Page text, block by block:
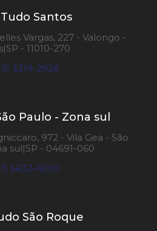
Santos
Vargas, 227 - Valongo -
- 11010-270
3219-2928
Paulo - Zona sul
972 - Vila Gea - São
sul|SP - 04691-060
5632-4000
São Roque